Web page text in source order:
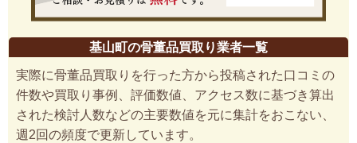
基山町の骨董品買取り業者一覧
実際に骨董品買取りを行った方から投稿された口コミの
件数や買取り事例、評価数値、アクセス数に基づき算出
された検討人数などの主要数値を元に集計をおこない、
週2回の頻度で更新しています。